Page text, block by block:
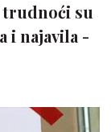
trudnoći su
i najavila -